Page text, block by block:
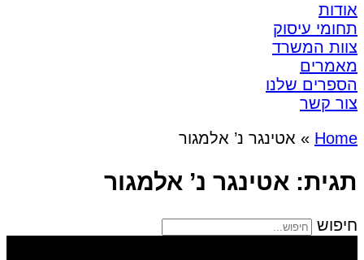
אודות
תחומי עיסוק
צוות המשרד
מאמרים
הספרים שלנו
צור קשר
Home
» אטינגר נ’ אלמגור
תגית: אטינגר נ’ אלמגור
חיפוש